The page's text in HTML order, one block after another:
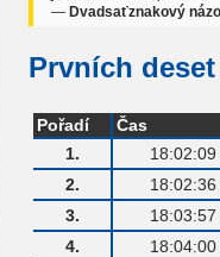
— Dvadsaťznakový
Prvních
Pořadí
Čas
1.
18:02:09
2.
18:02:36
3.
18:03:57
4.
18:04:00